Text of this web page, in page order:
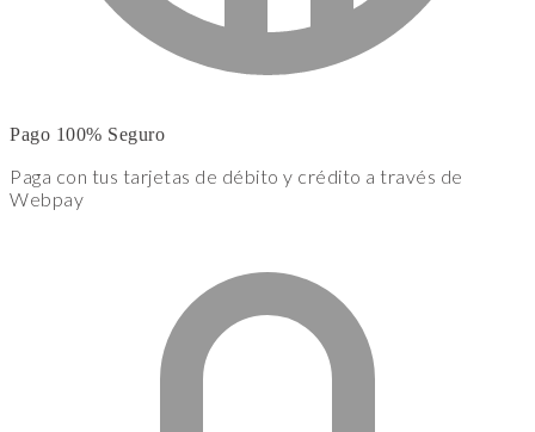
Pago 100% Seguro
Paga con tus tarjetas de débito y crédito a través de
Webpay